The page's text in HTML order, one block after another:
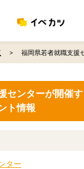
福岡県若者就職支援
センターが開催
ト情報
ター